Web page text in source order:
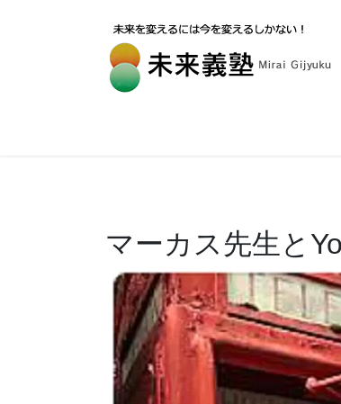
マーカス先生と